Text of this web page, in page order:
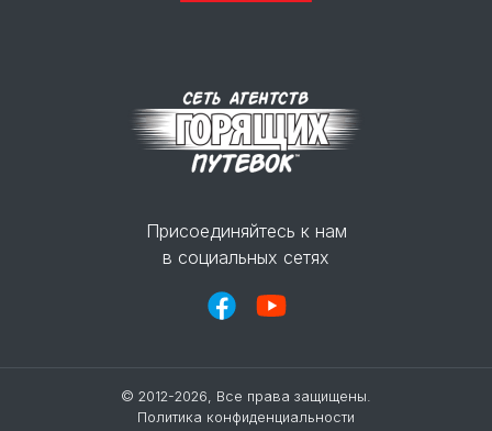
Присоединяйтесь к нам
в социальных сетях
© 2012-2026, Все права защищены.
Политика конфиденциальности